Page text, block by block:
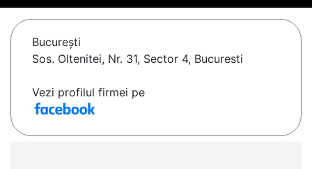
Bucureşti
Sos. Oltenitei, Nr. 31, Sector 4, Bucuresti
Vezi profilul firmei pe